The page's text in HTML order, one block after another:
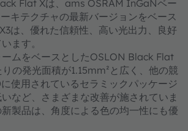
Flat Xは、ams OSRAM InGaNベー
キテクチャの最新バージョンをベース
は、優れた信頼性、高い光出力、良好
ます。
ームをベースとしたOSLON Black Flat
の発光面積が1.15mm²と広く、他の競
使用されているセラミックパッケージ
など、さまざまな改善が施されていま
製品は、角度による色の均一性にも優